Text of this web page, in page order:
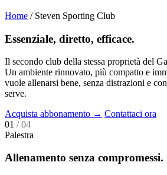
Home / Steven Sporting Club
Essenziale, diretto, efficace.
Il secondo club della stessa proprietà del
Un ambiente rinnovato, più compatto e
vuole allenarsi bene, senza distrazioni e
serve.
Acquista abbonamento → Contattaci ora
01 / 04
Palestra
Allenamento senza compromessi.